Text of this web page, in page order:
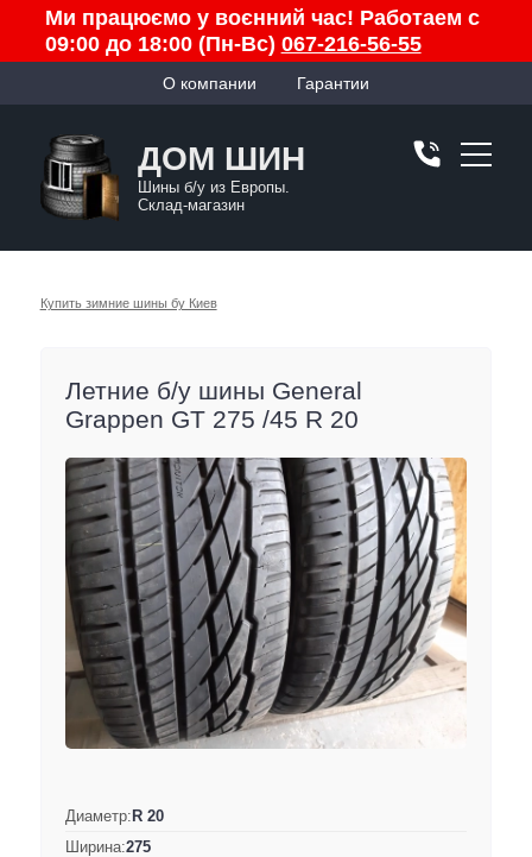
Ми працюємо у воєнний час! Работаем с
09:00 до 18:00 (Пн-Вс) 067-216-56-55
О компании Гарантии
ДОМ ШИН
Шины б/у из Европы.
Склад-магазин
Купить зимние шины бу Киев
Летние б/у шины General
Grappen GT 275 /45 R 20
Диаметр:R 20
Ширина:275